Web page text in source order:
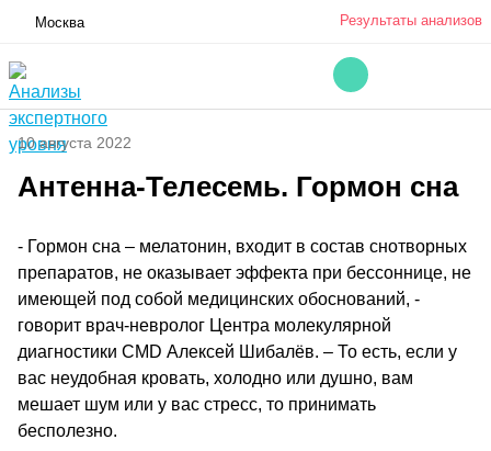
Москва Результаты анализов
10 августа 2022
Антенна-Телесемь. Гормон сна
- Гормон сна – мелатонин, входит в состав снотворных
препаратов, не оказывает эффекта при бессоннице, не
имеющей под собой медицинских обоснований, -
говорит врач-невролог Центра молекулярной
диагностики CMD Алексей Шибалёв. – То есть, если у
вас неудобная кровать, холодно или душно, вам
мешает шум или у вас стресс, то принимать
бесполезно.